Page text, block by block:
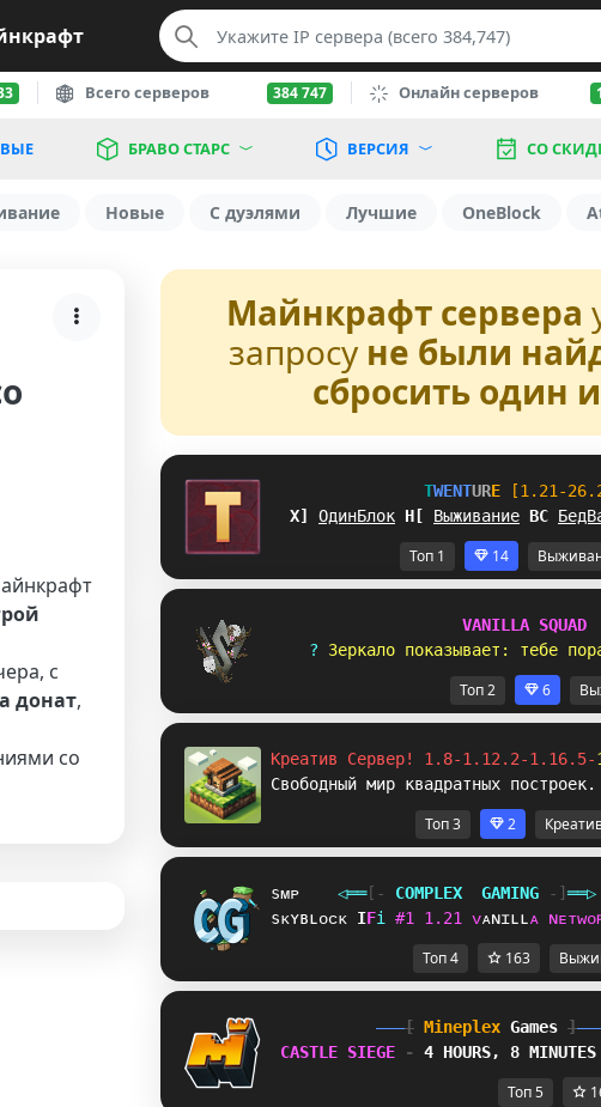
Всего серверов 384 747 Онлайн серверов
БРАВО СТАРС ВЕРСИЯ СО
Новые С дуэлями Лучшие OneBlock
с
донат,
со
Майнкрафт сервера
запросу не были
сбросить один
TWENTURE
[1.21-
_I
ОдинБлок C O Выживание ]@
Топ 1 14
VANIL L A SQUAD
? Зеркало показывает : тебе пор
Топ 2 6
Креатив Сервер! 1.8-1.12.2-1.16.5-
Свободный мир квадратных
Топ 3 2
sᴍᴘ ◁══[‐ COMPL EX GAMING ‐]══▷
sᴋʏʙʟᴏᴄᴋ QOi #1 1 . 21 ᴠᴀɴɪʟʟᴀ ɴᴇᴛᴡᴏ
Топ 4 163
[ Mineplex Games ]
CASTLE SIEGE
- 4 HOURS, 8 MINUTES
Топ 5